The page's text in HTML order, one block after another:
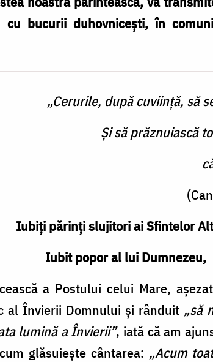
cu bucurii duhovnicești, în
„Cerurile, după cuviință, să
Și să prăznuiască
Iubiți părinți slujitori ai Sfintelor
Iubit popor al lui Dumnezeu,
a Postului celui Mare,
al Învierii Domnului și rânduit „să
lumină a Învierii”, iată că am
glăsuiește cântarea: „Acum